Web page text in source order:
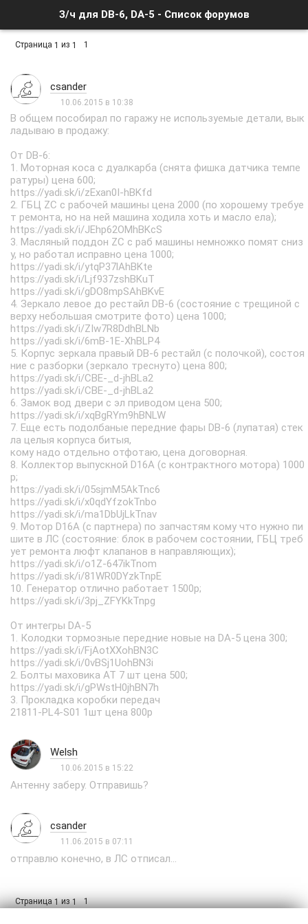
З/ч для DB-6, DA-5 - Список форумов
Страница 1 из 1 1
csander
10.06.2015 в 10:38
В общем пособирал по гаражу не используемые детали, вык
ладываю в продажу:
От DB-6:
1. Моторная коса с дуалкарба (снята фишка датчика темпе
ратуры) цена 600;
https://yadi.sk/i/zExan0I-hBKfd
2. ГБЦ ZC с рабочей машины цена 2000 (по хорошему требуе
т ремонта, но на ней машина ходила хоть и масло ела);
https://yadi.sk/i/JEhp62OMhBKcS
3. Масляный поддон ZC с раб машины немножко помят сниз
у, но работал исправно цена 1000;
https://yadi.sk/i/ytqP37lAhBKte
https://yadi.sk/i/Ljf937zshBKuT
https://yadi.sk/i/gDO8mpSAhBKvE
4. Зеркало левое до рестайл DB-6 (состояние с трещиной с
верху небольшая смотрите фото) цена 1000;
https://yadi.sk/i/ZIw7R8DdhBLNb
https://yadi.sk/i/6mB-1E-XhBLP4
5. Корпус зеркала правый DB-6 рестайл (с полочкой), состоя
ние с разборки (зеркало треснуто) цена 800;
https://yadi.sk/i/CBE-_d-jhBLa2
https://yadi.sk/i/CBE-_d-jhBLa2
6. Замок вод двери с эл приводом цена 500;
https://yadi.sk/i/xqBgRYm9hBNLW
7. Еще есть подолбаные передние фары DB-6 (лупатая) стек
ла целыя корпуса битыя,
кому надо отдельно отфотаю, цена договорная.
8. Коллектор выпускной D16A (с контрактного мотора) 1000
р;
https://yadi.sk/i/05sjmM5AkTnc6
https://yadi.sk/i/x0qdYfzokTnbo
https://yadi.sk/i/ma1DbUjLkTnav
9. Мотор D16A (с партнера) по запчастям кому что нужно пи
шите в ЛС (состояние: блок в рабочем состоянии, ГБЦ треб
ует ремонта люфт клапанов в направляющих);
https://yadi.sk/i/o1Z-647ikTnom
https://yadi.sk/i/81WR0DYzkTnpE
10. Генератор отлично работает 1500р;
https://yadi.sk/i/3pj_ZFYKkTnpg
От интегры DA-5
1. Колодки тормозные передние новые на DA-5 цена 300;
https://yadi.sk/i/FjAotXXohBN3C
https://yadi.sk/i/0vBSj1UohBN3i
2. Болты маховика AT 7 шт цена 500;
https://yadi.sk/i/gPWstH0jhBN7h
3. Прокладка коробки передач
21811-PL4-S01 1шт цена 800р
Welsh
10.06.2015 в 15:22
Антенну заберу. Отправишь?
csander
11.06.2015 в 07:11
отправлю конечно, в ЛС отписал...
Страница1из1 1